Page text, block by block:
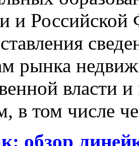
и Российской
рынка
власти
в том числе
обзор